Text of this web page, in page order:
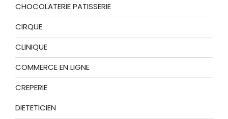
CHOCOLATERIE PATISSERIE
CIRQUE
CLINIQUE
COMMERCE EN LIGNE
CREPERIE
DIETETICIEN